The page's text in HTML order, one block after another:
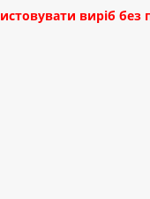
виріб без